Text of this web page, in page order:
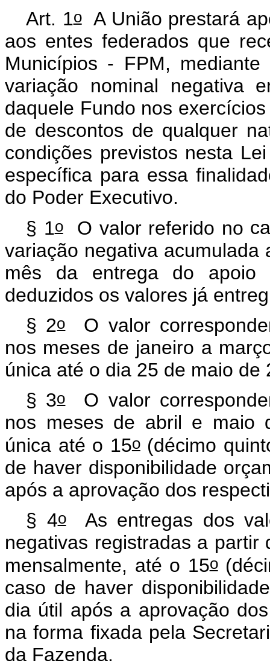
Art. 1oA União prestará
aos entes federados que
Municípios - FPM,
variação nominal negativa
daquele Fundo nos
de descontos de qualquer
condições previstos nesta
específica para essa
do Poder Executivo.
§ 1oO valor referido no
variação negativa
mês da entrega do apoio
deduzidos os valores já
§ 2oO valor
nos meses de janeiro a
única até o dia 25 de maio
§ 3oO valor
nos meses de abril e maio
única até o 15o(décimo
de haver disponibilidade
após a aprovação dos
§ 4oAs entregas dos
negativas registradas a
mensalmente, até o 15o
caso de haver
dia útil após a aprovação
na forma fixada pela
da Fazenda.